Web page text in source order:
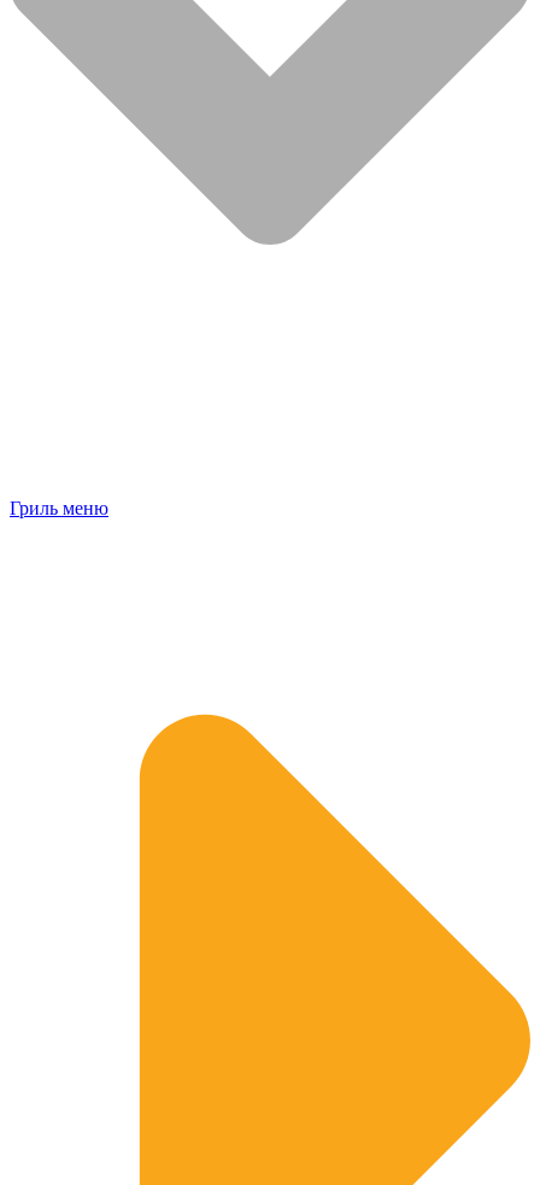
Гриль меню